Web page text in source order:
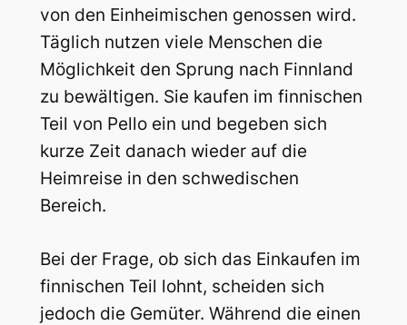
von den Einheimischen genossen wird.
Täglich nutzen viele Menschen die
Möglichkeit den Sprung nach Finnland
zu bewältigen. Sie kaufen im finnischen
Teil von Pello ein und begeben sich
kurze Zeit danach wieder auf die
Heimreise in den schwedischen
Bereich.
Bei der Frage, ob sich das Einkaufen im
finnischen Teil lohnt, scheiden sich
jedoch die Gemüter. Während die einen